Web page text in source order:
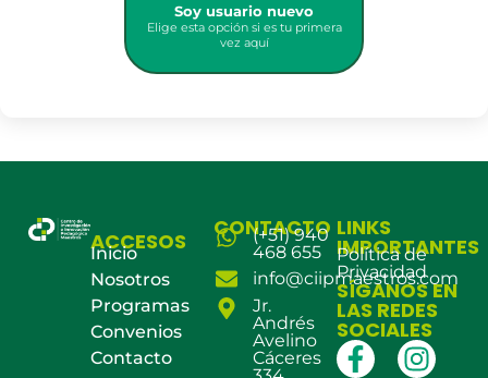
Soy usuario nuevo
Elige esta opción si es tu primera
vez aquí
ACCESOS
Inicio
Nosotros
Programas
Convenios
Contacto
CONTACTO
(+51) 940
468 655
info@ciipmaestros.com
Jr.
Andrés
Avelino
Cáceres
LINKS
IMPORTANTES
Política de
Privacidad
SÍGANOS EN
LAS REDES
SOCIALES